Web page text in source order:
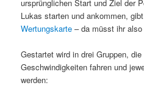
ursprünglichen Start und Ziel der
Lukas starten und ankommen,
Wertungskarte– da müsst ihr
Gestartet wird in drei Gruppen,
Geschwindigkeiten fahren und
werden: